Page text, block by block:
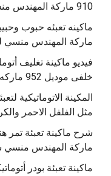
910 ماركة المهندس منسي
‫فيديو ماكينة تغليف
خلفى موديل 952 ماركه ام تو باك
المكينة الاتوماتيكية
مثل الفلفل الاحمر
ماكينة تعبئة بودر